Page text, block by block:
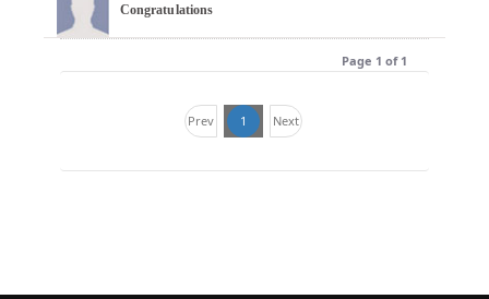
Congratulations
Page 1 of 1
Prev 1 Next